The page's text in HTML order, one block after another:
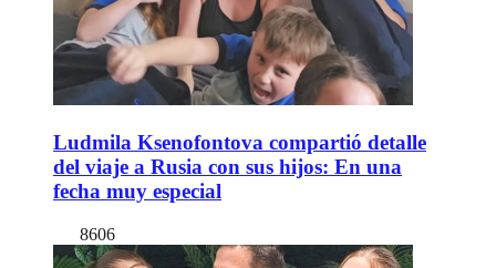
Ludmila Ksenofontova compartió detalle
del viaje a Rusia con sus hijos: En una
fecha muy especial
8606